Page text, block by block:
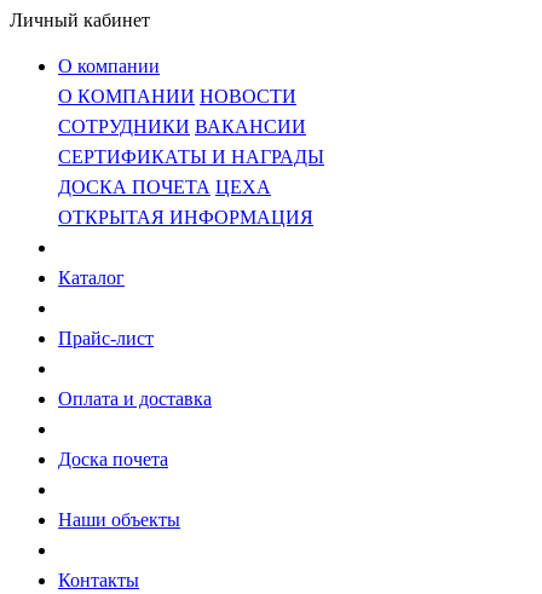
Личный кабинет
О компании
О КОМПАНИИ НОВОСТИ
СОТРУДНИКИ ВАКАНСИИ
СЕРТИФИКАТЫ И НАГРАДЫ
ДОСКА ПОЧЕТА ЦЕХА
ОТКРЫТАЯ ИНФОРМАЦИЯ
Каталог
Прайс-лист
Оплата и доставка
Доска почета
Наши объекты
Контакты